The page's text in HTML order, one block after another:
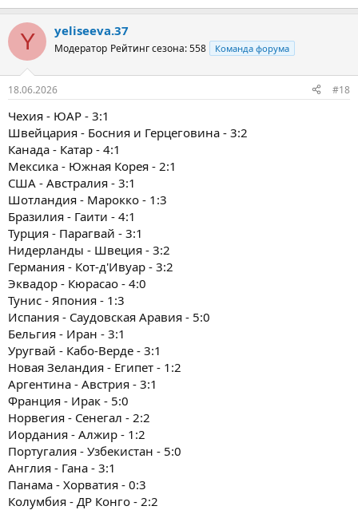
Y yeliseeva.37
Модератор Рейтинг сезона: 558 Команда форума
18.06.2026 #18
Чехия - ЮАР - 3:1
Швейцария - Босния и Герцеговина - 3:2
Канада - Катар - 4:1
Мексика - Южная Корея - 2:1
США - Австралия - 3:1
Шотландия - Марокко - 1:3
Бразилия - Гаити - 4:1
Турция - Парагвай - 3:1
Нидерланды - Швеция - 3:2
Германия - Кот-д'Ивуар - 3:2
Эквадор - Кюрасао - 4:0
Тунис - Япония - 1:3
Испания - Саудовская Аравия - 5:0
Бельгия - Иран - 3:1
Уругвай - Кабо-Верде - 3:1
Новая Зеландия - Египет - 1:2
Аргентина - Австрия - 3:1
Франция - Ирак - 5:0
Норвегия - Сенегал - 2:2
Иордания - Алжир - 1:2
Португалия - Узбекистан - 5:0
Англия - Гана - 3:1
Панама - Хорватия - 0:3
Колумбия - ДР Конго - 2:2